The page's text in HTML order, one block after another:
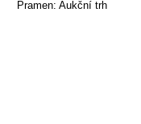
Pramen: Aukční trh